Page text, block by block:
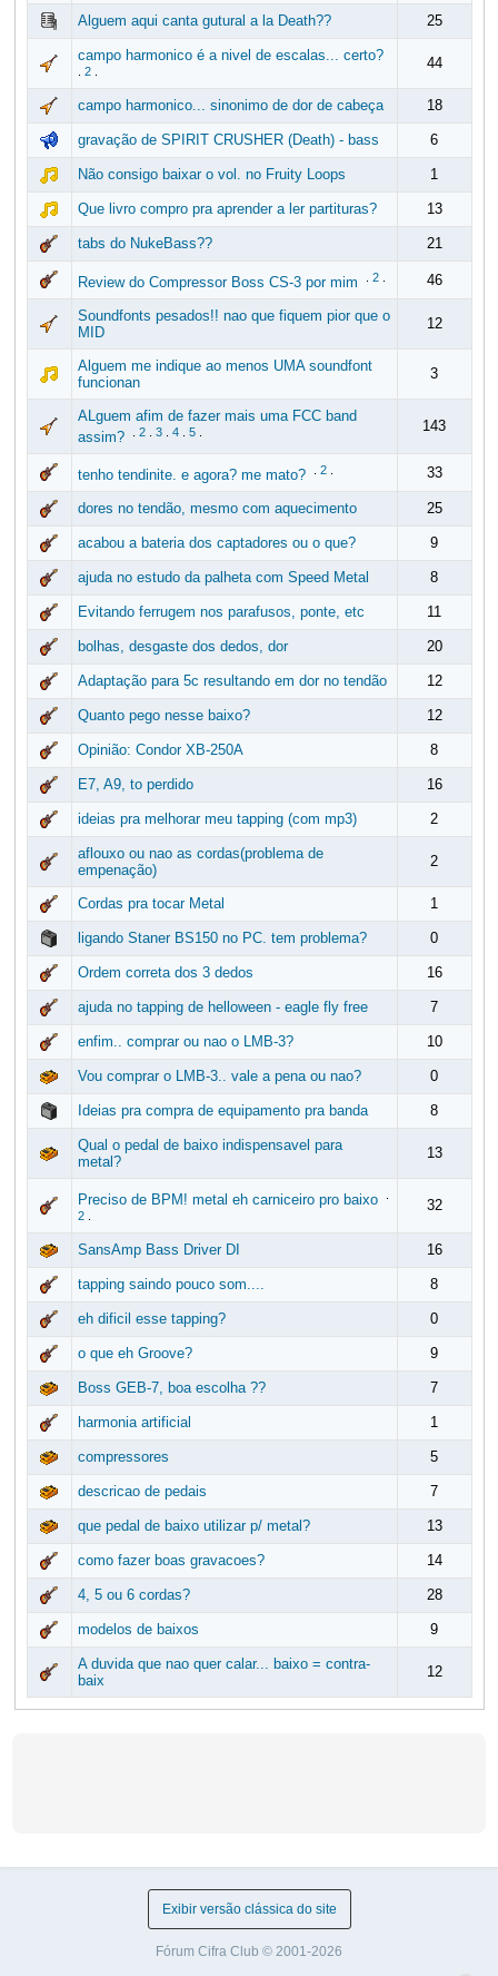
Alguem aqui canta gutural a la Death?? 25
campo harmonico é a nivel de escalas... certo?
2. 44
campo harmonico... sinonimo de dor de cabeça 18
gravação de SPIRIT CRUSHER (Death) - bass 6
Não consigo baixar o vol. no Fruity Loops 1
Que livro compro pra aprender a ler partituras? 13
tabs do NukeBass?? 21
Review do Compressor Boss CS-3 por mim 2. 46
Soundfonts pesados!! nao que fiquem pior que o
MID
12
Alguem me indique ao menos UMA soundfont
funcionan
3
ALguem afim de fazer mais uma FCC band
assim?
2. 3. 4. 5. 143
tenho tendinite. e agora? me mato? 2. 33
dores no tendão, mesmo com aquecimento 25
acabou a bateria dos captadores ou o que? 9
ajuda no estudo da palheta com Speed Metal 8
Evitando ferrugem nos parafusos, ponte, etc 11
bolhas, desgaste dos dedos, dor 20
Adaptação para 5c resultando em dor no tendão 12
Quanto pego nesse baixo? 12
Opinião: Condor XB-250A 8
E7, A9, to perdido 16
ideias pra melhorar meu tapping (com mp3) 2
aflouxo ou nao as cordas(problema de
empenação)
2
Cordas pra tocar Metal 1
ligando Staner BS150 no PC. tem problema? 0
Ordem correta dos 3 dedos 16
ajuda no tapping de helloween - eagle fly free 7
enfim.. comprar ou nao o LMB-3? 10
Vou comprar o LMB-3.. vale a pena ou nao? 0
Ideias pra compra de equipamento pra banda 8
Qual o pedal de baixo indispensavel para
metal?
13
Preciso de BPM! metal eh carniceiro pro baixo
2.
32
SansAmp Bass Driver DI 16
tapping saindo pouco som.... 8
eh dificil esse tapping? 0
o que eh Groove? 9
Boss GEB-7, boa escolha ?? 7
harmonia artificial 1
compressores 5
descricao de pedais 7
que pedal de baixo utilizar p/ metal? 13
como fazer boas gravacoes? 14
4, 5 ou 6 cordas? 28
modelos de baixos 9
A duvida que nao quer calar... baixo = contra-
baix
12
Exibir versão clássica do site
Fórum Cifra Club © 2001-2026